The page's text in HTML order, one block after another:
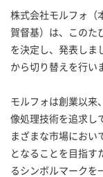
株式会社モルフォ（
賀督基）は、このた
を決定し、発表しま
から切り替えを行い
モルフォは創業以来
像処理技術を追求し
まざまな市場におい
となることを目指す
るシンボルマークを